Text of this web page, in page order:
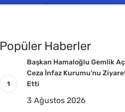
Popüler Haberler
Başkan Hamaloğlu Gemlik
Ceza İnfaz Kurumu’nu
Etti
3 Ağustos 2026